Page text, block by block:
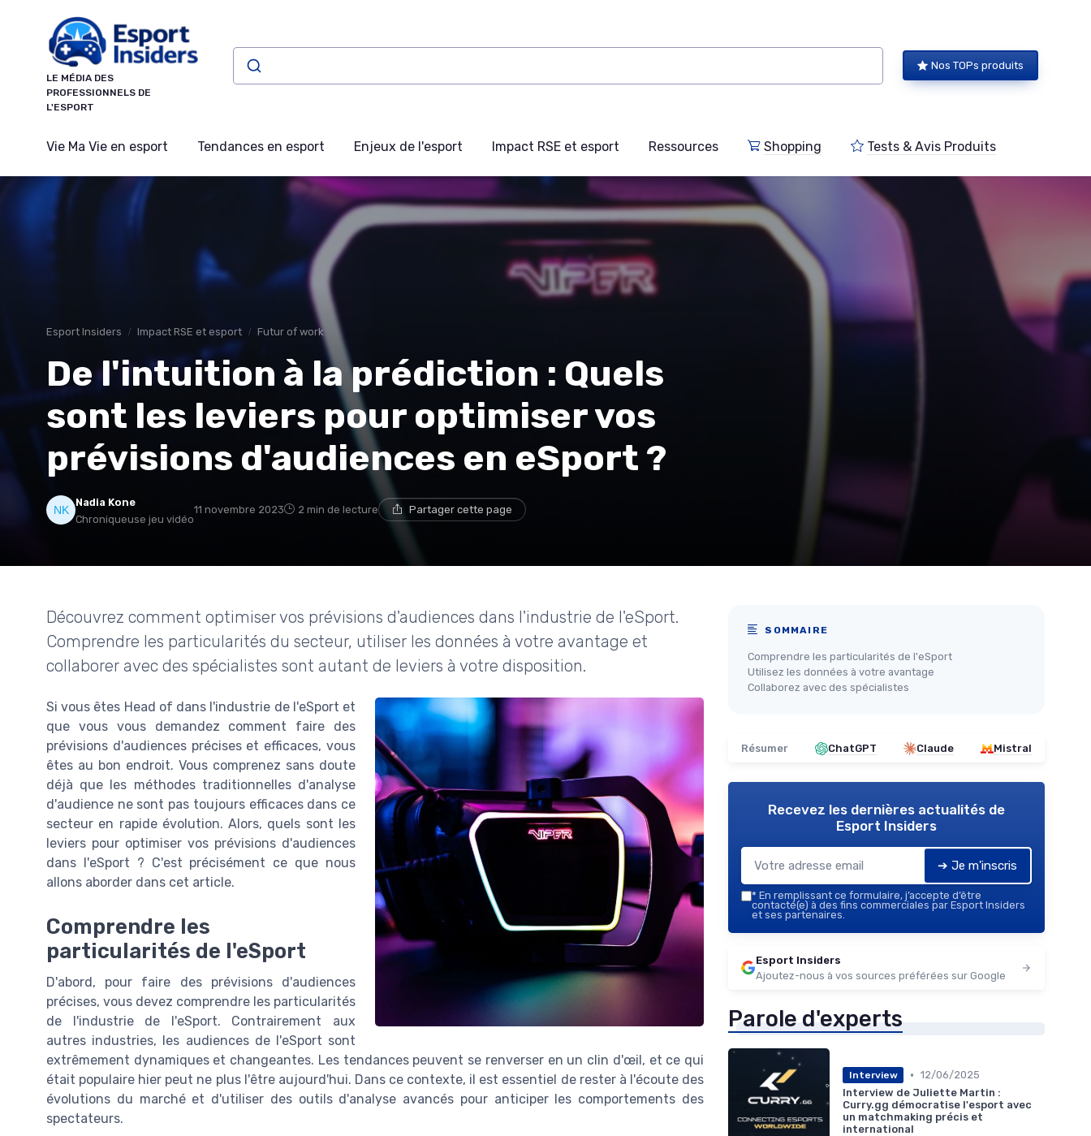
LE MÉDIA DES
PROFESSIONNELS DE
L'ESPORT
Nos TOPs produits
Vie Ma Vie en esport Tendances en esport Enjeux de l'esport Impact RSE et esport Ressources Shopping Tests & Avis Produits
Esport Insiders Impact RSE et esport Futur of work
De l'intuition à la prédiction : Quels
sont les leviers pour optimiser vos
prévisions d'audiences en eSport ?
Nadia Kone
Chroniqueuse jeu vidéo
11 novembre 2023 2 min de lecture Partager cette page
Découvrez comment optimiser vos prévisions d'audiences dans l'industrie de l'eSport.
Comprendre les particularités du secteur, utiliser les données à votre avantage et
collaborer avec des spécialistes sont autant de leviers à votre disposition.
Si vous êtes Head of dans l'industrie de l'eSport et
que vous vous demandez comment faire des
prévisions d'audiences précises et efficaces, vous
êtes au bon endroit. Vous comprenez sans doute
déjà que les méthodes traditionnelles d'analyse
d'audience ne sont pas toujours efficaces dans ce
secteur en rapide évolution. Alors, quels sont les
leviers pour optimiser vos prévisions d'audiences
dans l'eSport ? C'est précisément ce que nous
allons aborder dans cet article.
Comprendre les
particularités de l'eSport
D'abord, pour faire des prévisions d'audiences
précises, vous devez comprendre les particularités
de l'industrie de l'eSport. Contrairement aux
autres industries, les audiences de l'eSport sont
extrêmement dynamiques et changeantes. Les tendances peuvent se renverser en un clin d'œil, et ce qui
était populaire hier peut ne plus l'être aujourd'hui. Dans ce contexte, il est essentiel de rester à l'écoute des
évolutions du marché et d'utiliser des outils d'analyse avancés pour anticiper les comportements des
spectateurs.
SOMMAIRE
Comprendre les particularités de l'eSport
Utilisez les données à votre avantage
Collaborez avec des spécialistes
Résumer ChatGPT Claude Mistral
Recevez les dernières actualités de
Esport Insiders
➔ Je m'inscris
* En remplissant ce formulaire, j’accepte d’être
contacté(e) à des fins commerciales par Esport Insiders
et ses partenaires.
Esport Insiders
Ajoutez-nous à vos sources préférées sur Google
Parole d'experts
Interview • 12/06/2025
Interview de Juliette Martin :
Curry.gg démocratise l'esport avec
un matchmaking précis et
international